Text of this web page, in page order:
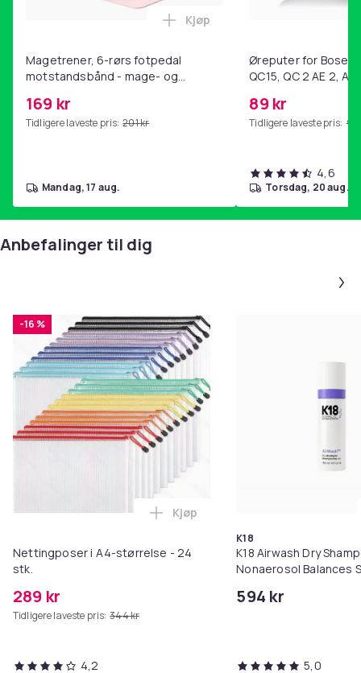
Magetrener, 6-rørs fotpedal
motstandsbånd - mage- og
hjemmegymnastikk Pink
169 kr
Tidligere laveste pris: 201 kr
Legg Magetrener, 6-rørs
Kjøp
mandag, 17 aug.
Øreputer for Bose
QC15, QC 2 AE 2, AE
89 kr
Tidligere laveste pris: 99
4,6
torsdag, 20 aug.
Anbefalinger til dig
-16 %
Nettingposer i A4-størrelse - 24
stk.
289 kr
Tidligere laveste pris: 344 kr
Legg Nettingposer i A4-
Kjøp
4,2
K18
K18 Airwash Dry
Nonaerosol Balances
594 kr
5,0